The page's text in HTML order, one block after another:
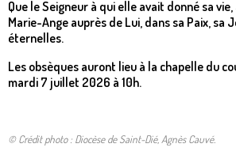
Que le Seigneur à qui elle avait donné sa
Marie-Ange auprès de Lui, dans sa Paix, sa
éternelles.
Les obsèques auront lieu à la chapelle du
mardi 7 juillet 2026 à 10h.
© Crédit photo : Diocèse de Saint-Dié, Agnès Cauvé.